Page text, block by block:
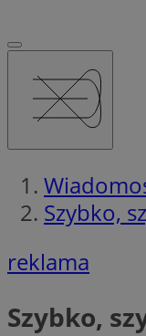
Szybko,
reklama
Szybko,